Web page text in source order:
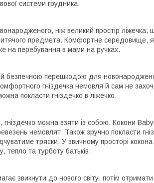
системи грудника.
ніж великий простір ліжечка,
предмета. Комфортне середовище,
на перебування в мами на ручках.
й безпечною перешкодою для
гніздечка немовля й сам не
покласти гніздечко в ліжечко.
можна взяти із собою. Кокони
немовлят. Також зручно покласти
тряски. У звичному просторі
та турботу батьків.
звикнути до нового світу, потім